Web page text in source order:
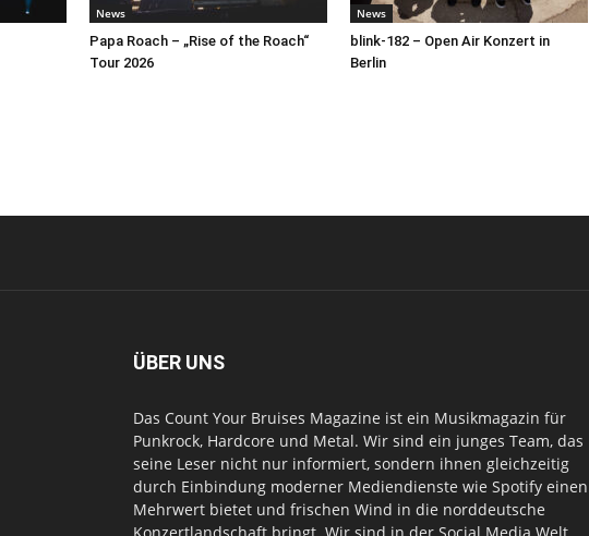
News
Papa Roach – „Rise of the Roach“
Tour 2026
News
blink-182 – Open Air Konzert in
Berlin
ÜBER UNS
Das Count Your Bruises Magazine ist ein Musikmagazin für
Punkrock, Hardcore und Metal. Wir sind ein junges Team, das
seine Leser nicht nur informiert, sondern ihnen gleichzeitig
durch Einbindung moderner Mediendienste wie Spotify einen
Mehrwert bietet und frischen Wind in die norddeutsche
Konzertlandschaft bringt. Wir sind in der Social Media Welt